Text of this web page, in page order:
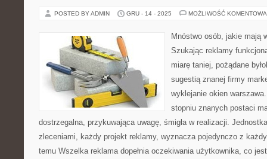
POSTED BY ADMIN GRU - 14 - 2025 MOŻLIWOŚĆ
Mnóstwo osób, jakie mają
Szukając reklamy
miarę taniej, pożądane
sugestią znanej firmy
wyklejanie okien
stopniu znanych postaci
dostrzegalna, przykuwająca uwagę, śmigła w realizacji.
zleceniami, każdy projekt reklamy, wyznacza pojedynczo z
temu Wszelka reklama dopełnia oczekiwania użytkownika, co